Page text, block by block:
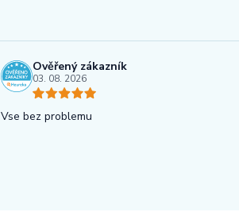
Ověřený zákazník
03. 08. 2026
Vse bez problemu